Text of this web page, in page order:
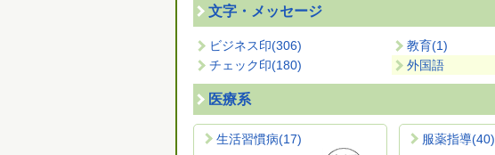
文字・メッセージ
ビジネス印(306) 教育(1)
チェック印(180) 外国語
医療系
生活習慣病(17) 服薬指導(40)